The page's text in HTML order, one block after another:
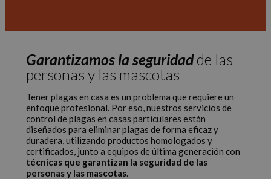
Garantizamos la seguridadde las
personas y las mascotas
Tener plagas en casa es un problema que requiere un
enfoque profesional. Por eso, nuestros servicios de
control de plagas en casas particulares están
diseñados para eliminar plagas de forma eficaz y
duradera, utilizando productos homologados y
certificados, junto a equipos de última generación con
técnicas que garantizan la seguridad de las
personas y las mascotas.